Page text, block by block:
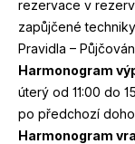
rezervace v
zapůjčené
Pravidla –
Harmonogram
úterý od 11:00 do 15
po předchozí
Harmonogram